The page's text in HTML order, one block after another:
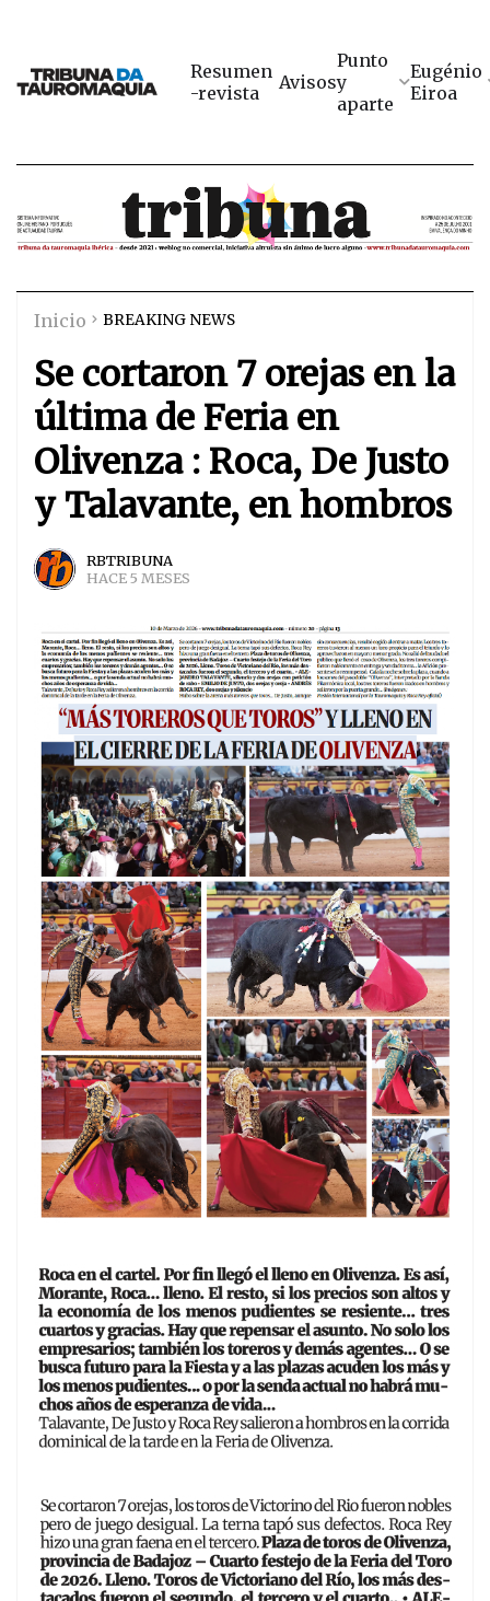
Resumen
-revista
Avisos
Punto
y
aparte
Eugénio
Eiroa
Inicio BREAKING NEWS
Se cortaron 7 orejas en la
última de Feria en
Olivenza : Roca, De Justo
y Talavante, en hombros
RBTRIBUNA
HACE 5 MESES